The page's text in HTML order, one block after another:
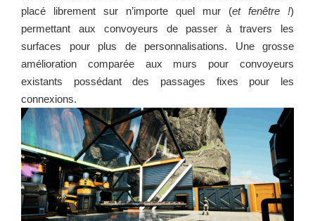
placé librement sur n’importe quel mur (et fenêtre !)
permettant aux convoyeurs de passer à travers les
surfaces pour plus de personnalisations. Une grosse
amélioration comparée aux murs pour convoyeurs
existants possédant des passages fixes pour les
connexions.